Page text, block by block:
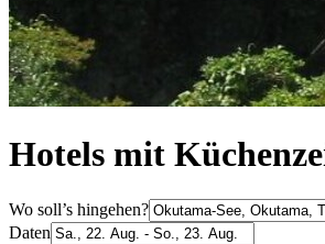
Hotels mit
Wo soll’s hingehen?
Daten